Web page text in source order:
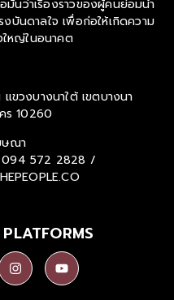
มั่นว่าเรื่องราวของผู้คนย่อมนำ
งบันดาลใจ เพื่อก่อให้เกิดความ
หญ่ในอนาคต
วงบางนาใต้ เขตบางนา
ร 10260
ษณา
094 572 2828 /